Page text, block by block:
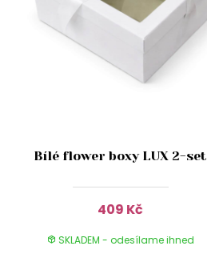
Bílé flower boxy LUX 2-set
409 Kč
SKLADEM - odesílame ihned